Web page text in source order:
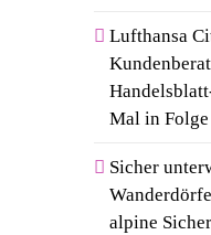
8
Lufthansa
Mal in
Sicher
alpine